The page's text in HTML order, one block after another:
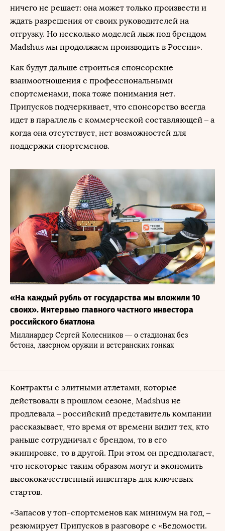
ничего не решает: она может только произвести и
ждать разрешения от своих руководителей на
отгрузку. Но несколько моделей лыж под брендом
Madshus мы продолжаем производить в России».
Как будут дальше строиться спонсорские
взаимоотношения с профессиональными
спортсменами, пока тоже понимания нет.
Припусков подчеркивает, что спонсорство всегда
идет в параллель с коммерческой составляющей – а
когда она отсутствует, нет возможностей для
поддержки спортсменов.
«На каждый рубль от государства мы вложили 10
своих». Интервью главного частного инвестора
российского биатлона
Миллиардер Сергей Колесников — о стадионах без
бетона, лазерном оружии и ветеранских гонках
Контракты с элитными атлетами, которые
действовали в прошлом сезоне, Madshus не
продлевала – российский представитель компании
рассказывает, что время от времени видит тех, кто
раньше сотрудничал с брендом, то в его
экипировке, то в другой. При этом он предполагает,
что некоторые таким образом могут и экономить
высококачественный инвентарь для ключевых
стартов.
«Запасов у топ-спортсменов как минимум на год, –
резюмирует Припусков в разговоре с «Ведомости.